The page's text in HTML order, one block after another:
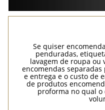
Se quiser
penduradas,
lavagem de roupa ou
encomendas
e entrega e o custo de
de produtos
proforma no qual o